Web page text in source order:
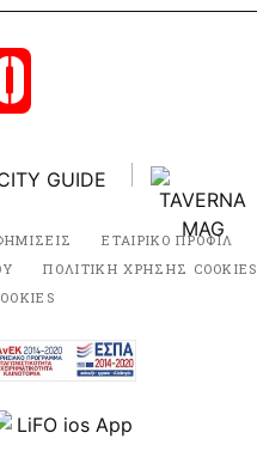
ΕΤΑΙΡΙΚΟ ΠΡΟΦΙΛ
ΠΟΛΙΤΙΚΗ ΧΡΗΣΗΣ COOKIES